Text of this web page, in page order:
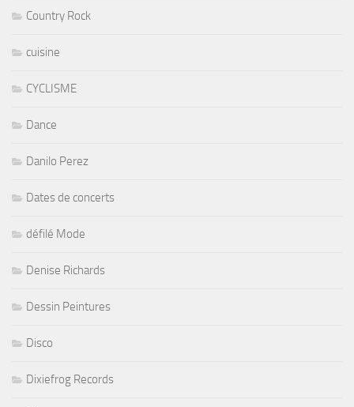
Country Rock
cuisine
CYCLISME
Dance
Danilo Perez
Dates de concerts
défilé Mode
Denise Richards
Dessin Peintures
Disco
Dixiefrog Records